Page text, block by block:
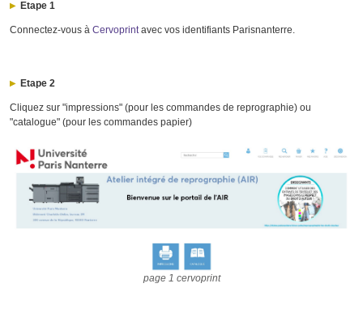
Etape 1
Connectez-vous à Cervoprintavec vos identifiants Parisnanterre.
Etape 2
Cliquez sur "impressions" (pour les commandes de reprographie) ou
"catalogue" (pour les commandes papier)
page 1 cervoprint